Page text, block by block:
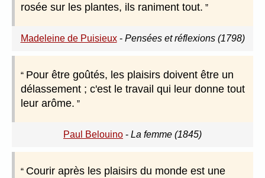
rosée sur les plantes, ils raniment tout.
Madeleine de Puisieux- Pensées et réflexions (1798)
Pour être goûtés, les plaisirs doivent être un
délassement ; c'est le travail qui leur donne tout
leur arôme.
Paul Belouino - La femme (1845)
Courir après les plaisirs du monde est une